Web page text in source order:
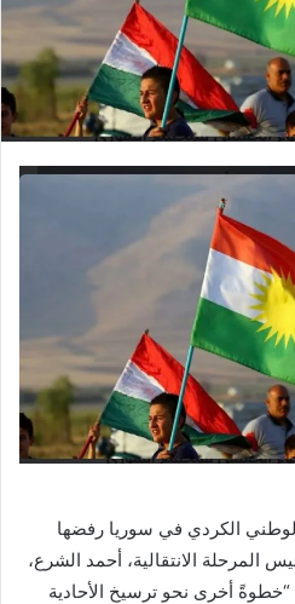
الكردي في سوريا رفضها
المرحلة الانتقالية، أحمد الشرع،
أخرى نحو ترسيخ الأحادية